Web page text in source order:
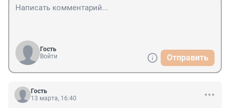
Гость
Войти
Отправить
Гость
13 марта, 16:40